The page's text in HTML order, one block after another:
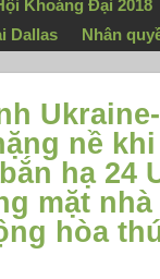
Khoáng Đại 2018
Dallas Nhân
nề
hạ 24
mặt
hòa